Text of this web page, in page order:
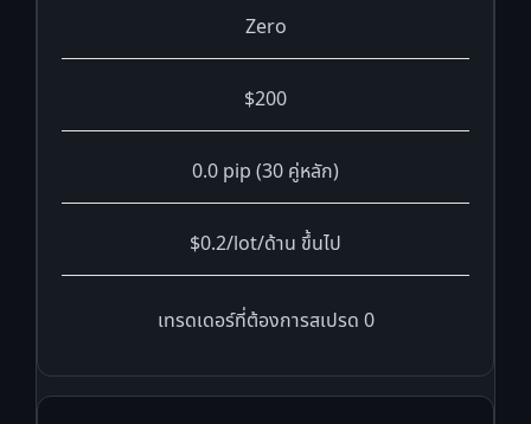
Zero
$200
0.0 pip (30 คู่หลัก)
$0.2/lot/ด้าน ขึ้นไป
เทรดเดอร์ที่ต้องการสเปรด 0